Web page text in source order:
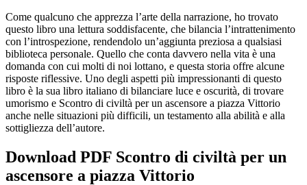
Come qualcuno che apprezza l’arte della narrazione, ho trovato
questo libro una lettura soddisfacente, che bilancia l’intrattenimento
con l’introspezione, rendendolo un’aggiunta preziosa a qualsiasi
biblioteca personale. Quello che conta davvero nella vita è una
domanda con cui molti di noi lottano, e questa storia offre alcune
risposte riflessive. Uno degli aspetti più impressionanti di questo
libro è la sua libro italiano di bilanciare luce e oscurità, di trovare
umorismo e Scontro di civiltà per un ascensore a piazza Vittorio
anche nelle situazioni più difficili, un testamento alla abilità e alla
sottigliezza dell’autore.
Download PDF Scontro di civiltà per un
ascensore a piazza Vittorio